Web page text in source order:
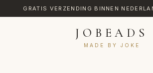
GRATIS VERZENDING BINNEN
JOBEADS
MADE BY JOKE